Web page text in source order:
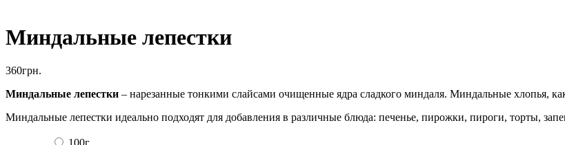
Миндальные лепестки
360грн.
Миндальные лепестки – нарезанные тонкими слайсами очищенные ядра сладкого миндаля. Миндальные хлопья,
Миндальные лепестки идеально подходят для добавления в различные блюда: печенье, пирожки, пироги, торты,